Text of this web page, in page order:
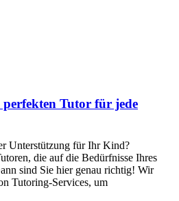
Tutor für jede
Unterstützung für Ihr Kind?
die auf die Bedürfnisse Ihres
sind Sie hier genau richtig! Wir
Tutoring-Services, um